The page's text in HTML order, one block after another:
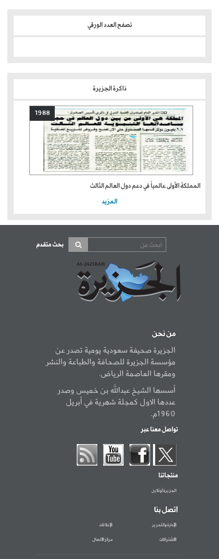
تصفح العدد الورقي
ذاكرة الجزيرة
1988
المملكة الأولى عالمياً في دعم دول العالم الثالث
المزيد
بحث متقدم
من نحن
الجزيرة صحيفة سعودية يومية تصدر عن
مؤسسة الجزيرة للصحافة والطباعة والنشر
ومقرها العاصمة الرياض.
أسسها الشيخ عبدالله بن خميس وصدر
عددها الاول كمجلة شهرية في أبريل
1960م.
تواصل معنا عبر
منتجاتنا
الجزيرة أونلاين
اتصل بنا
الإدارة والتحرير الإعلانات
الاشتراكات مركز الاتصال